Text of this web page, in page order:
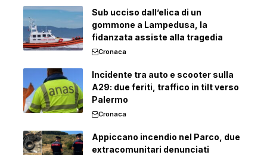
Sub ucciso dall’elica di un
gommone a Lampedusa, la
fidanzata assiste alla tragedia
Cronaca
Incidente tra auto e scooter sulla
A29: due feriti, traffico in tilt verso
Palermo
Cronaca
Appiccano incendio nel Parco, due
extracomunitari denunciati